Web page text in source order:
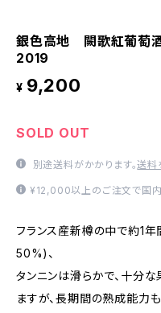
銀色高地 闕歌紅葡萄
2019
¥ 9,200
SOLD OUT
別途送料がかかります。送料
¥12,000以上のご注文で国内
フランス産新樽の中で約1年
50%)、
タンニンは滑らかで、十分
ますが、長期間の熟成能力